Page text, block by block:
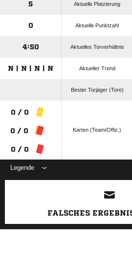
5 Aktuelle Platzierung
0 Aktuelle Punktzahl
4:50 Aktuelles Torverhältnis
N | N | N | N Aktueller Trend
Bester Torjäger (Tore)
0 / 0
0 / 0
0 / 0
Karten (Team/Offiz.)
Legende
ANZEIGE
FALSCHES